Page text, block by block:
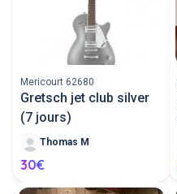
Mericourt 62680
Gretsch jet club silver
(7 jours)
Thomas M
30€